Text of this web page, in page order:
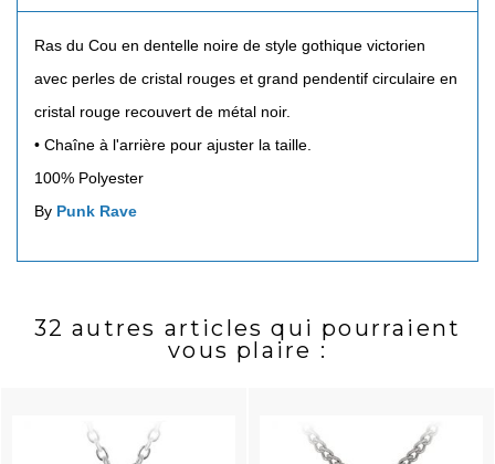
Ras du Cou en dentelle noire de style gothique victorien
avec perles de cristal rouges et grand pendentif circulaire en
cristal rouge recouvert de métal noir.
• Chaîne à l'arrière pour ajuster la taille.
100% Polyester
By Punk Rave
32 autres articles qui pourraient
vous plaire :